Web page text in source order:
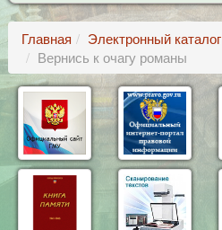
Главная
Электронный каталог
Вернись к очагу романы